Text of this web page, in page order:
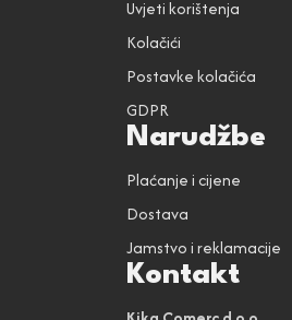
Uvjeti korištenja
Kolačići
Postavke kolačića
GDPR
Narudžbe
Plaćanje i cijene
Dostava
Jamstvo i reklamacije
Kontakt